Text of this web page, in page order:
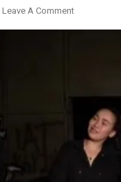
Leave A CommentOn
Dijodohkan
Netizen
Dengan